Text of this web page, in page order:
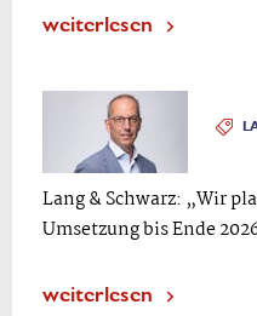
weiterlesen
Lang & Schwarz: „Wir
Umsetzung bis Ende
weiterlesen